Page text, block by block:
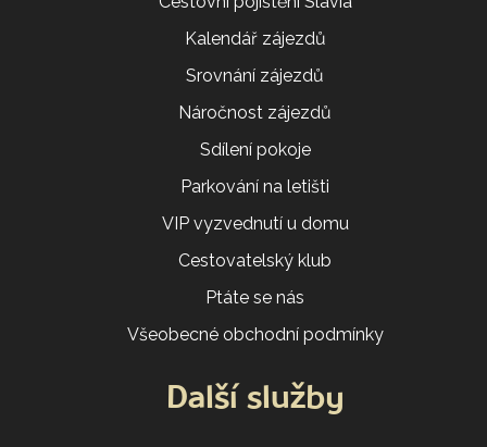
Kalendář zájezdů
Srovnání zájezdů
Náročnost zájezdů
Sdílení pokoje
Parkování na letišti
VIP vyzvednutí u domu
Cestovatelský klub
Ptáte se nás
Všeobecné obchodní podmínky
Další služby